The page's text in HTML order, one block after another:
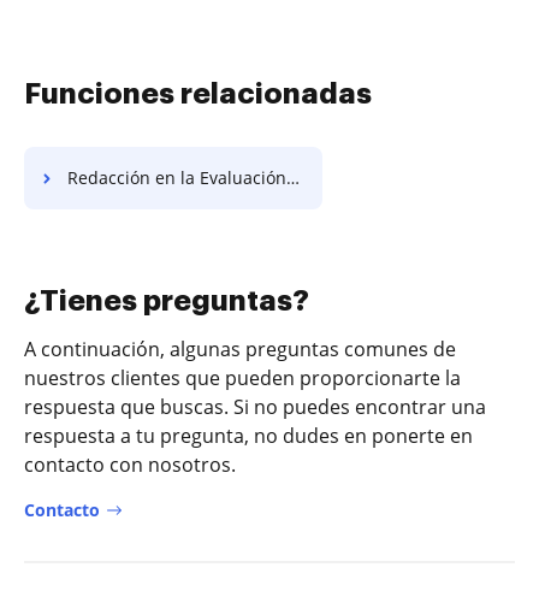
Funciones relacionadas
Redacción en la Evaluación del Personal del Campamento de Verano
¿Tienes preguntas?
A continuación, algunas preguntas comunes de
nuestros clientes que pueden proporcionarte la
respuesta que buscas. Si no puedes encontrar una
respuesta a tu pregunta, no dudes en ponerte en
contacto con nosotros.
Contacto